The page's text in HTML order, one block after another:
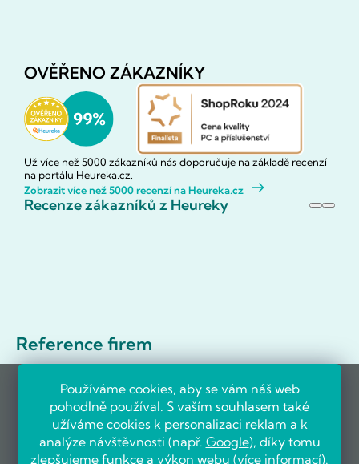
Používáme cookies, aby se vám náš web
pohodlně používal. S vaším souhlasem také
užíváme cookies k personalizaci reklam a k
analýze návštěvnosti (např. Google), díky tomu
zlepšujeme funkce a výkon webu (více informací).
OVĚŘENO ZÁKAZNÍKY
Už více než 5000 zákazníků nás doporučuje na základě recenzí
na portálu Heureka.cz.
Zobrazit více než 5000 recenzí na Heureka.cz
Recenze zákazníků z Heureky
Reference firem